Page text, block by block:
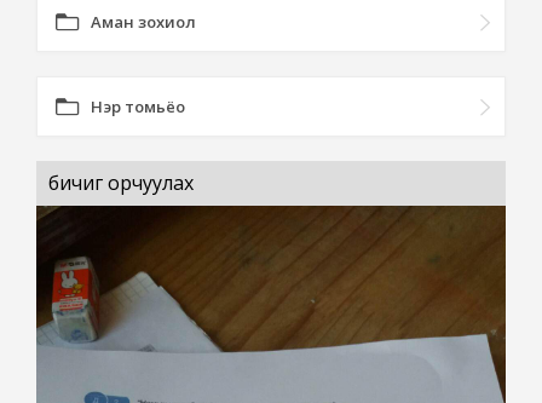
Аман зохиол
Нэр томьёо
бичиг орчуулах